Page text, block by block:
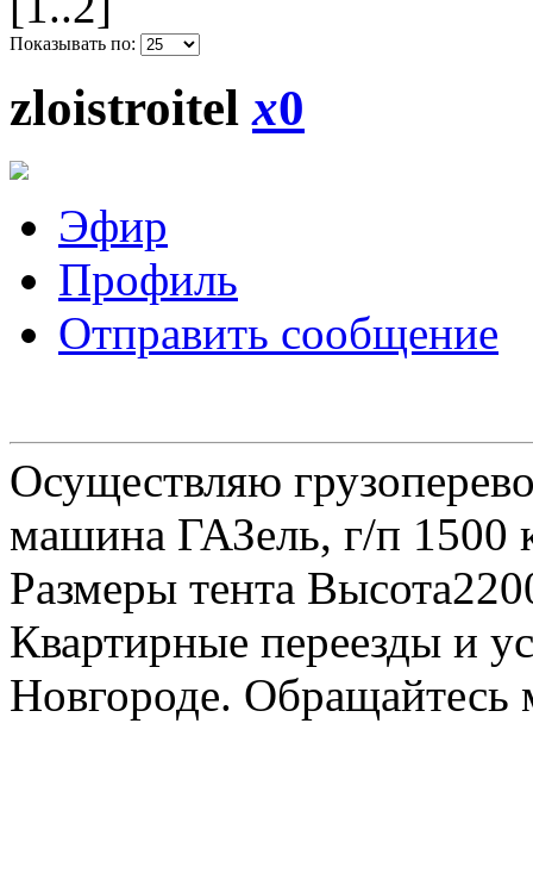
Показывать по:
zloistroitelx0
Эфир
Профиль
Отправить сообщение
Осуществляю
машина ГАЗель, г/п 1500
Размеры тента
Квартирные переезды и
Новгороде.